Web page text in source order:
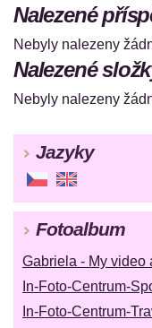
Nalezené
Nebyly nalezeny
Nalezené
Nebyly nalezeny
Jazyky
Fotoalbum
Gabriela - My video
In-Foto-Centrum-
In-Foto-Centrum-